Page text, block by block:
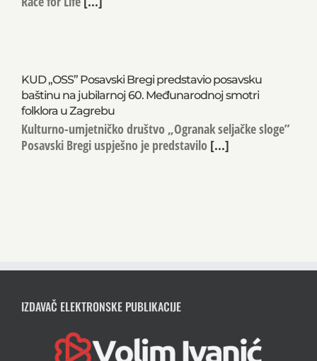
U Mostaru je održana završna konferencija projekta
KUD „OSS” Posavski Bregi predstavio posavsku
baštinu na jubilarnoj 60. Međunarodnoj smotri
folklora u Zagrebu
Kulturno-umjetničko društvo „Ogranak seljačke sloge”
IZDAVAČ ELEKTRONSKE PUBLIKACIJE